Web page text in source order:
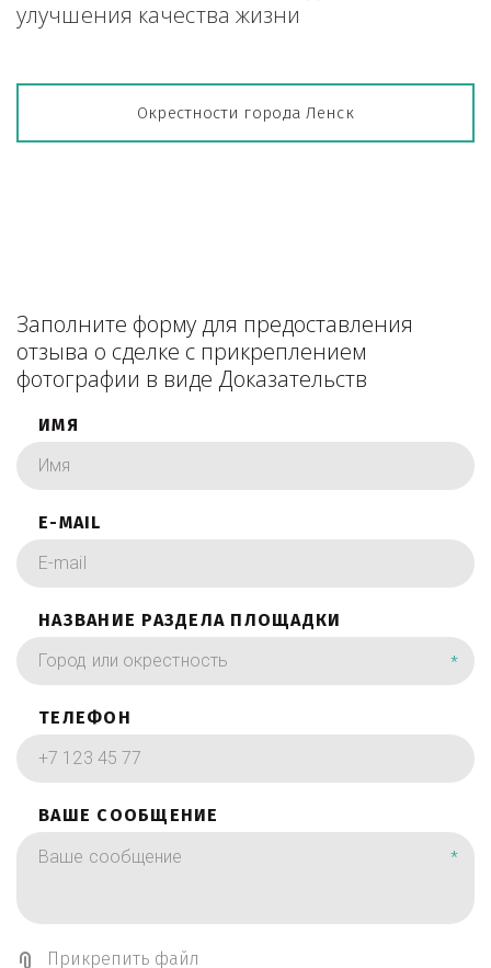
улучшения качества жизни
Окрестности города Ленск
Заполните форму для предоставления
отзыва о сделке с прикреплением
фотографии в виде Доказательств
ИМЯ
E-MAIL
НАЗВАНИЕ РАЗДЕЛА ПЛОЩАДКИ
*
ТЕЛЕФОН
ВАШЕ СООБЩЕНИЕ
*
Прикрепить файл